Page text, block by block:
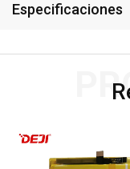
Especificaciones